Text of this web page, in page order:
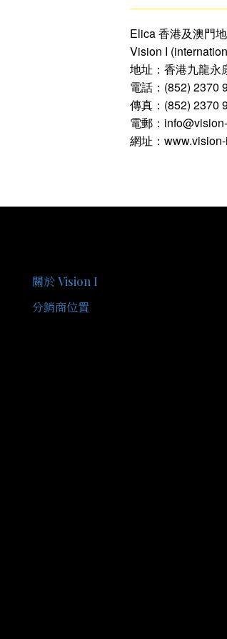
Elica 香港及澳門
Vision I
地址：香港九龍永
電話：(852) 2370
傳真：(852) 2370
電郵：
網址：
關於 Vision I
分銷商位置